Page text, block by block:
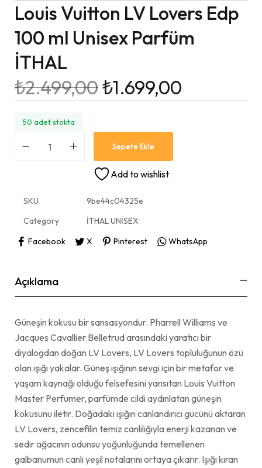
Louis Vuitton LV Lovers Edp
100 ml Unisex Parfüm
İTHAL
₺2.499,00₺1.699,00
50 adet stokta
Sepete Ekle
Add to wishlist
SKU
9be44c04325e
Category
İTHAL UNİSEX
Facebook
X Pinterest WhatsApp
Açıklama
Güneşin kokusu bir sansasyondur. Pharrell Williams ve
Jacques Cavallier Belletrud arasındaki yaratıcı bir
diyalogdan doğan LV Lovers, LV Lovers topluluğunun özü
olan ışığı yakalar. Güneş ışığının sevgi için bir metafor ve
yaşam kaynağı olduğu felsefesini yansıtan Louis Vuitton
Master Perfumer, parfümde cildi aydınlatan güneşin
kokusunu iletir. Doğadaki ışığın canlandırıcı gücünü aktaran
LV Lovers, zencefilin temiz canlılığıyla enerji kazanan ve
sedir ağacının odunsu yoğunluğunda temellenen
galbanumun canlı yeşil notalarını ortaya çıkarır. Işığı kıran